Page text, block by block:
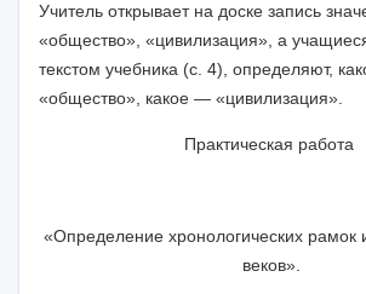
Учитель открывает на доске запись
«общество», «цивилизация», а
текстом учебника (с. 4), опре­деляют,
«общество», какое — «цивилизация».
Практическая работа
«Определение хронологических рамок
веков».